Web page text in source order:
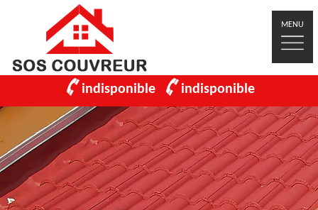
MENU
indisponible indisponible